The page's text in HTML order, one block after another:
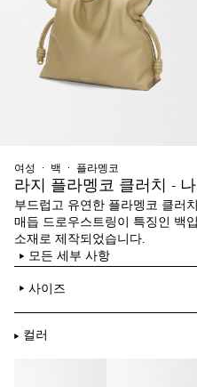
여성 백 플라멩코
라지 플라멩코 클러치 -
부드럽고 유연한 플라멩코 클러
매듭 드로우스트링이 특징인 백
소재로 제작되었습니다.
모든 세부 사항
사이즈
컬러